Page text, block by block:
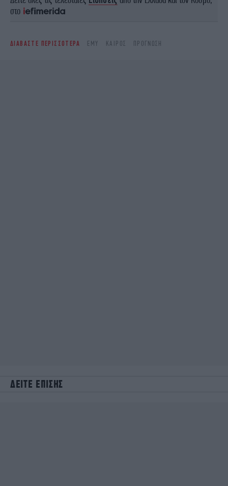
στο
ΔΙΑΒΑΣΤΕ ΠΕΡΙΣΣΟΤΕΡΑ ΕΜΥ ΚΑΙΡΌΣ ΠΡΌΓΝΩΣΗ
ΔΕΙΤΕ ΕΠΙΣΗΣ